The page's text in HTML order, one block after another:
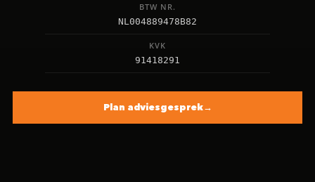
BTW NR.
NL004889478B82
KVK
91418291
Plan adviesgesprek